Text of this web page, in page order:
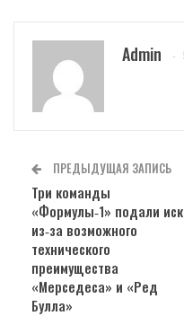
Admin
ПРЕДЫДУЩАЯ ЗАПИСЬ
Три команды
«Формулы‑1» подали иск
из‑за возможного
технического
преимущества
«Мерседеса» и «Ред
Булла»